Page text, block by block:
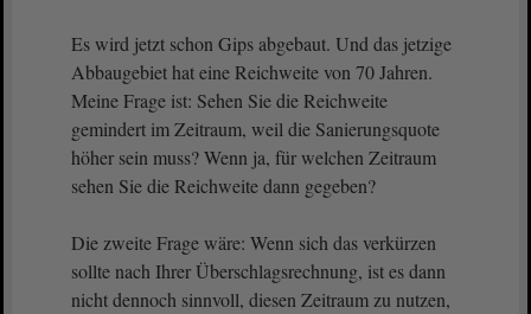
Es wird jetzt schon Gips abgebaut. Und das jetzige
Abbaugebiet hat eine Reichweite von 70 Jahren.
Meine Frage ist: Sehen Sie die Reichweite
gemindert im Zeitraum, weil die Sanierungsquote
höher sein muss? Wenn ja, für welchen Zeitraum
sehen Sie die Reichweite dann gegeben?
Die zweite Frage wäre: Wenn sich das verkürzen
sollte nach Ihrer Überschlagsrechnung, ist es dann
nicht dennoch sinnvoll, diesen Zeitraum zu nutzen,